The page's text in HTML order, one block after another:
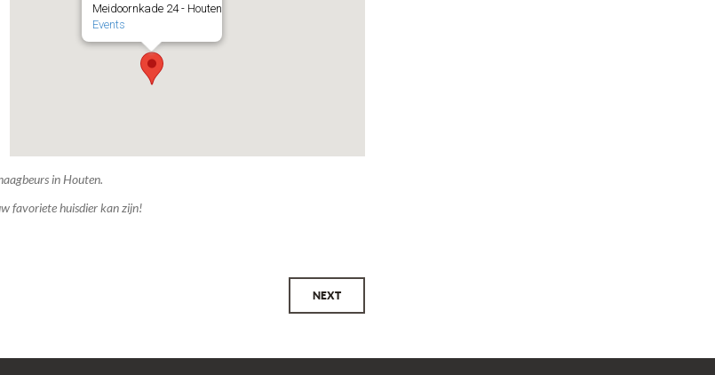
Meidoornkade 24 - Houten
Events
in Houten.
favoriete huisdier kan zijn!
NEXT